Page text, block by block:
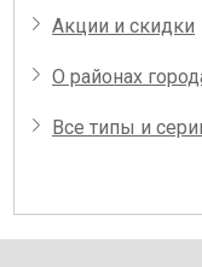
Акции и скидки
О районах
Все типы и